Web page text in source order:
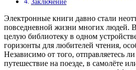
Электронные книги давно стали
повседневной жизни многих людей.
целую библиотеку в одном
горизонты для любителей чтения,
Независимо от того, отправляетесь
путешествие на поезде, в самолёте